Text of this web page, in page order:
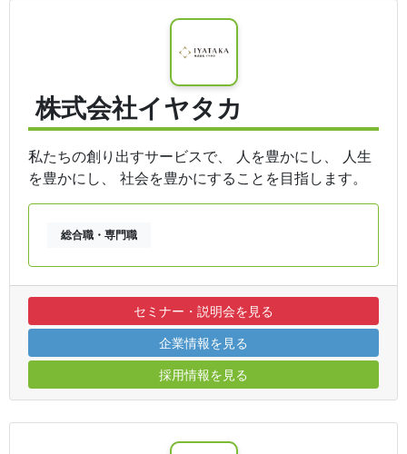
株式会社イヤタカ
私たちの創り出すサービスで、 人を豊かにし、 人生
を豊かにし、 社会を豊かにすることを目指します。
総合職・専門職
セミナー・説明会を見る
企業情報を見る
採用情報を見る